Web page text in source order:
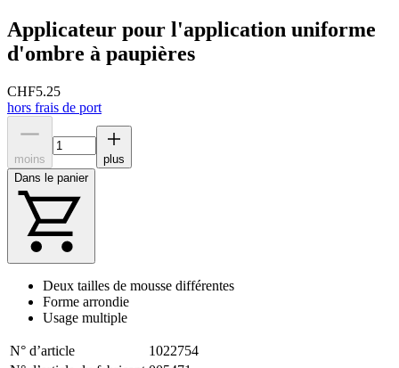
Applicateur pour l'application uniforme
d'ombre à paupières
CHF5.25
hors frais de port
moins
plus
Dans le panier
Deux tailles de mousse différentes
Forme arrondie
Usage multiple
N° d’article
1022754